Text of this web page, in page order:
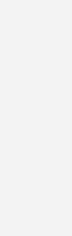
der
Schulen“ ein.